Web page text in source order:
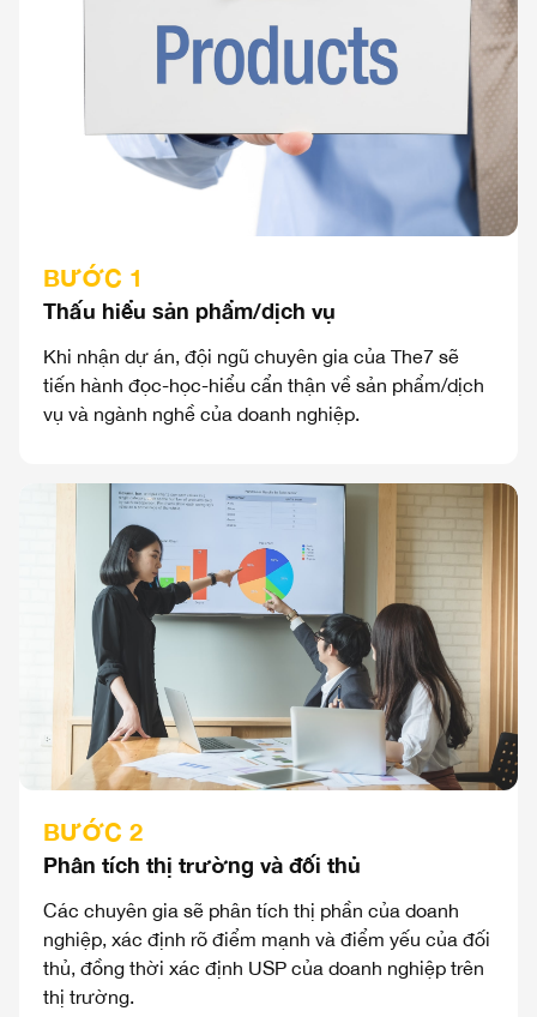
BƯỚC 1
Thấu hiểu sản phẩm/dịch vụ
Khi nhận dự án, đội ngũ chuyên gia của The7 sẽ
tiến hành đọc-học-hiểu cẩn thận về sản phẩm/dịch
vụ và ngành nghề của doanh nghiệp.
BƯỚC 2
Phân tích thị trường và đối thủ
Các chuyên gia sẽ phân tích thị phần của doanh
nghiệp, xác định rõ điểm mạnh và điểm yếu của đối
thủ, đồng thời xác định USP của doanh nghiệp trên
thị trường.